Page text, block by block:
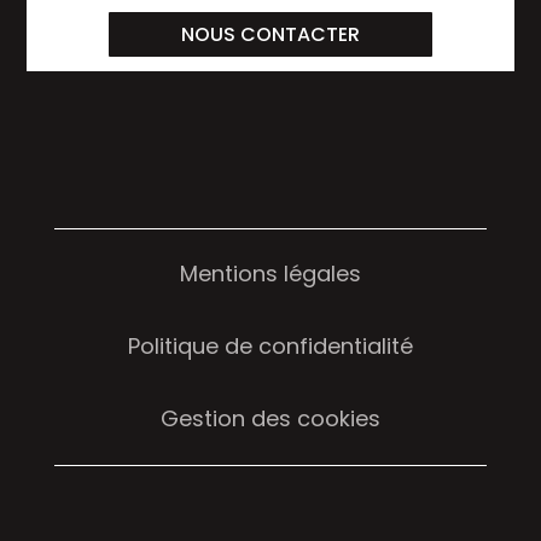
NOUS CONTACTER
Mentions légales
Politique de confidentialité
Gestion des cookies